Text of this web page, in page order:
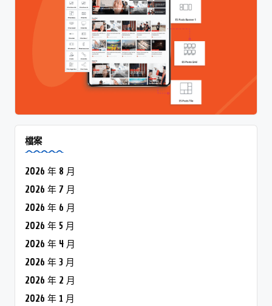
檔案
2026 年 8 月
2026 年 7 月
2026 年 6 月
2026 年 5 月
2026 年 4 月
2026 年 3 月
2026 年 2 月
2026 年 1 月